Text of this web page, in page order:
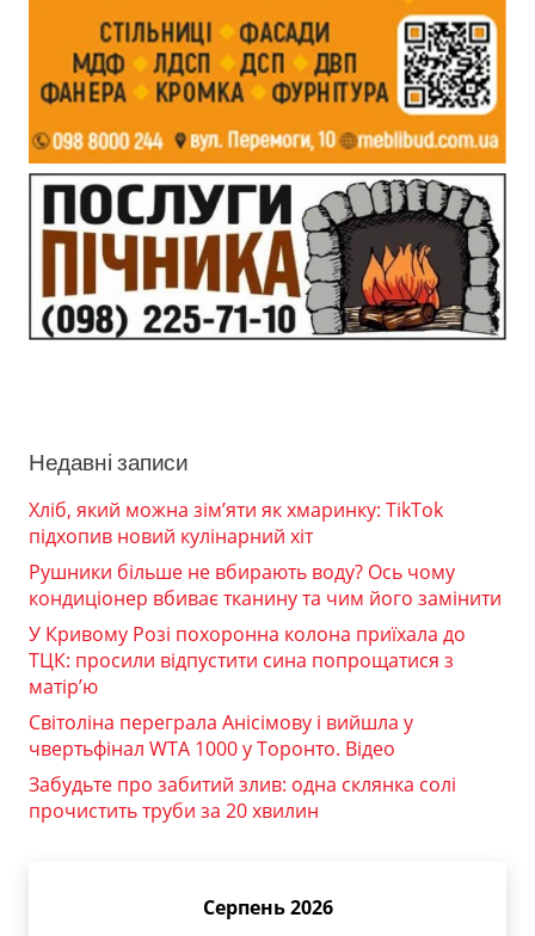
Недавні записи
Хліб, який можна зім’яти як хмаринку: TikTok
підхопив новий кулінарний хіт
Рушники більше не вбирають воду? Ось чому
кондиціонер вбиває тканину та чим його замінити
У Кривому Розі похоронна колона приїхала до
ТЦК: просили відпустити сина попрощатися з
матір’ю
Світоліна переграла Анісімову і вийшла у
чвертьфінал WTA 1000 у Торонто. Відео
Забудьте про забитий злив: одна склянка солі
прочистить труби за 20 хвилин
Серпень 2026